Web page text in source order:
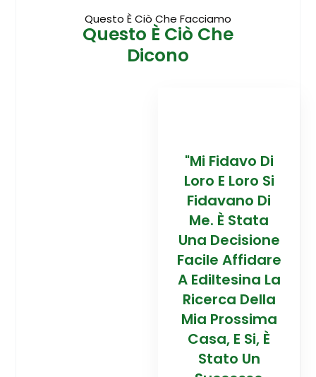
Questo È Ciò Che Facciamo
Questo È Ciò Che
Dicono
"Mi Fidavo Di
Loro E Loro Si
Fidavano Di
Me. È Stata
Una Decisione
Facile Affidare
A Ediltesina La
Ricerca Della
Mia Prossima
Casa, E Si, È
Stato Un